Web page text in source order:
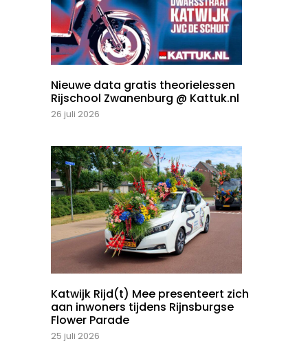
Nieuwe data gratis theorielessen
Rijschool Zwanenburg @ Kattuk.nl
26 juli 2026
Katwijk Rijd(t) Mee presenteert zich
aan inwoners tijdens Rijnsburgse
Flower Parade
25 juli 2026